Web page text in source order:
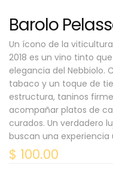
Barolo
Un ícono de la
2018 es un vino tinto
elegancia del Nebbiolo.
tabaco y un toque de
estructura, taninos
acompañar platos de
curados. Un verdadero
buscan una
$ 100.00